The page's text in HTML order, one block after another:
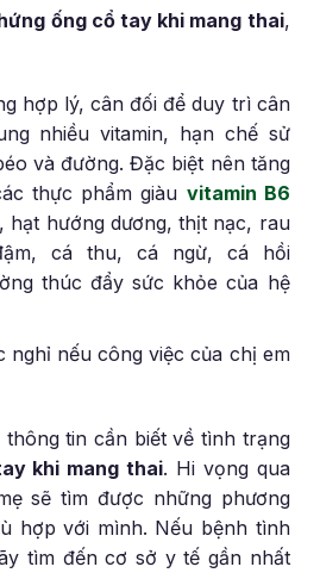
ống cổ tay khi mang thai,
hợp lý, cân đối để duy trì cân
nhiều vitamin, hạn chế sử
và đường. Đặc biệt nên tăng
thực phẩm giàu vitamin B6
hạt hướng dương, thịt nạc, rau
cá thu, cá ngừ, cá hồi
thúc đẩy sức khỏe của hệ
nghỉ nếu công việc của chị em
tin cần biết về tình trạng
khi mang thai. Hi vọng qua
sẽ tìm được những phương
hợp với mình. Nếu bệnh tình
tìm đến cơ sở y tế gần nhất